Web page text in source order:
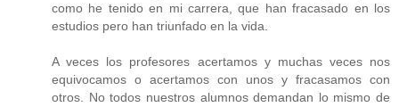
como he tenido en mi carrera, que han fracasado en los
estudios pero han triunfado en la vida.
A veces los profesores acertamos y muchas veces nos
equivocamos o acertamos con unos y fracasamos con
otros. No todos nuestros alumnos demandan lo mismo de